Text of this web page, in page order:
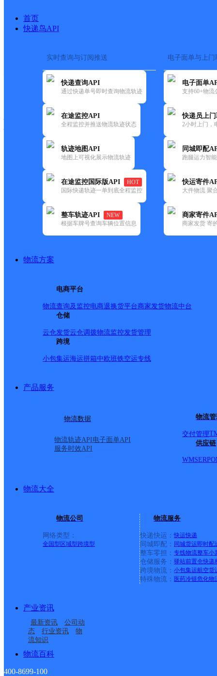
首页
快递鸟API
实时查询与订阅推送
快递查询API
通过快递单号即时查询物流轨迹
在途监控API
全程监控并推送物流轨迹状态
轨迹地图API
地图上可视化展示物流轨迹
在途监控国际版API
HOT
国际快递轨迹一单到底全程监控
整车轨迹API
NEW
根据车牌号查询车辆位置信息
电子面单与上门
电子面单
支持60+物流
快递员上
2小时上门，
同城即配
跑腿运力智
快运寄件
大件物流 聚
商家寄件
商家发货 寄
物流方案
电商平台
物流查询及监控电商退换货平台商家发货物流中台
仓储
云仓发货云仓调拨物流监控发货管理
跨境
小包集运海运拼箱中欧班铁空运专线
产品服务
物流数据
物流轨迹API电子面单API
服务时效API
物流
交付管理
供应链
WMSERP
物流大全
物流公司
网络类型：
全国型 区域型跨境型
物流服务
快递快运： 快运快递
同城即配： 同城货运即时配
整车零担： 专线物流整车小
仓储服务： 驿站前置仓快递
跨境物流： 小包集运航空货
特殊物流： 医药冷链危化物
产业资讯
最新资讯
公司动
态
行业资讯
物
流知识
物流百科
400-8699-100
快运大全 快递时效
顺丰
雅安市汉源县屋头串串
更新时间：2021-11-26 00:00:00
所属快递：顺丰速运
所属区域：四川省-雅安市-汉源县
网点地址：四川省雅安市汉源县梨洲大道二段249号
网点负责人：
四川汉源县公司萝卜岗
分部
雅安樱桃产地生鲜服务
点
汉源县顺河邮政所
汉源县三交邮政所